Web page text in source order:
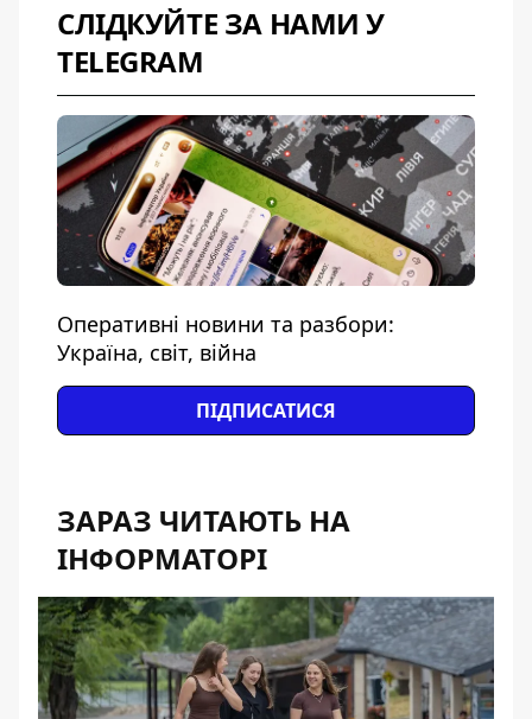
СЛІДКУЙТЕ ЗА НАМИ У
TELEGRAM
Оперативні новини та разбори:
Україна, світ, війна
ПІДПИСАТИСЯ
ЗАРАЗ ЧИТАЮТЬ НА
ІНФОРМАТОРІ